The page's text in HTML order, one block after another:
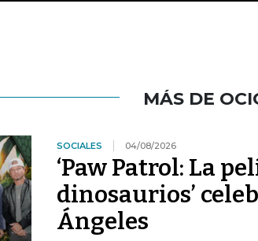
MÁS DE
SOCIALES 04/08/2026
‘Paw Patrol: La
dinosaurios’
Ángeles